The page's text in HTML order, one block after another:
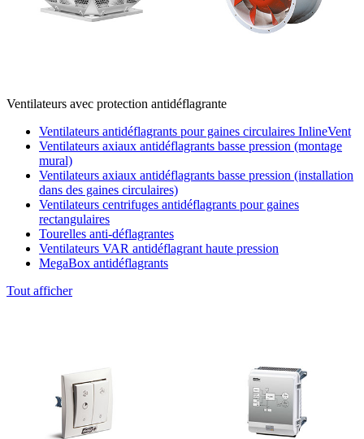
Ventilateurs avec protection antidéflagrante
Ventilateurs antidéflagrants pour gaines circulaires InlineVent
Ventilateurs axiaux antidéflagrants basse pression (montage
mural)
Ventilateurs axiaux antidéflagrants basse pression (installation
dans des gaines circulaires)
Ventilateurs centrifuges antidéflagrants pour gaines
rectangulaires
Tourelles anti-déflagrantes
Ventilateurs VAR antidéflagrant haute pression
MegaBox antidéflagrants
Tout afficher